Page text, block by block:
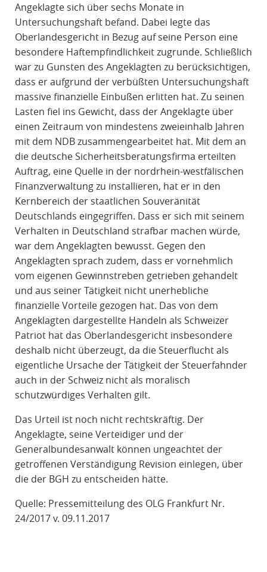
Angeklagte sich über sechs Monate in
Untersuchungshaft befand. Dabei legte das
Oberlandesgericht in Bezug auf seine Person eine
besondere Haftempfindlichkeit zugrunde. Schließlich
war zu Gunsten des Angeklagten zu berücksichtigen,
dass er aufgrund der verbüßten Untersuchungshaft
massive finanzielle Einbußen erlitten hat. Zu seinen
Lasten fiel ins Gewicht, dass der Angeklagte über
einen Zeitraum von mindestens zweieinhalb Jahren
mit dem NDB zusammengearbeitet hat. Mit dem an
die deutsche Sicherheitsberatungsfirma erteilten
Auftrag, eine Quelle in der nordrhein-westfälischen
Finanzverwaltung zu installieren, hat er in den
Kernbereich der staatlichen Souveränität
Deutschlands eingegriffen. Dass er sich mit seinem
Verhalten in Deutschland strafbar machen würde,
war dem Angeklagten bewusst. Gegen den
Angeklagten sprach zudem, dass er vornehmlich
vom eigenen Gewinnstreben getrieben gehandelt
und aus seiner Tätigkeit nicht unerhebliche
finanzielle Vorteile gezogen hat. Das von dem
Angeklagten dargestellte Handeln als Schweizer
Patriot hat das Oberlandesgericht insbesondere
deshalb nicht überzeugt, da die Steuerflucht als
eigentliche Ursache der Tätigkeit der Steuerfahnder
auch in der Schweiz nicht als moralisch
schutzwürdiges Verhalten gilt.
Das Urteil ist noch nicht rechtskräftig. Der
Angeklagte, seine Verteidiger und der
Generalbundesanwalt können ungeachtet der
getroffenen Verständigung Revision einlegen, über
die der BGH zu entscheiden hätte.
Quelle: Pressemitteilung des OLG Frankfurt Nr.
24/2017 v. 09.11.2017